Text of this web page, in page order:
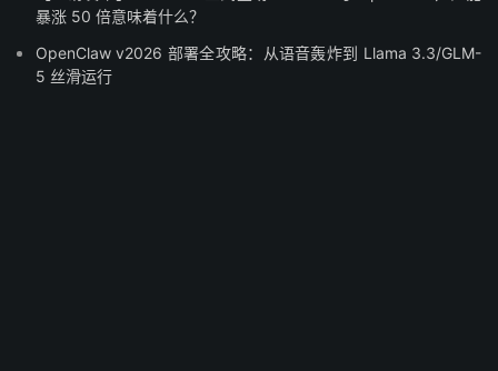
暴涨 50 倍意味着什么？
OpenClaw v2026 部署全攻略：从语音轰炸到 Llama 3.3/GLM-
5 丝滑运行